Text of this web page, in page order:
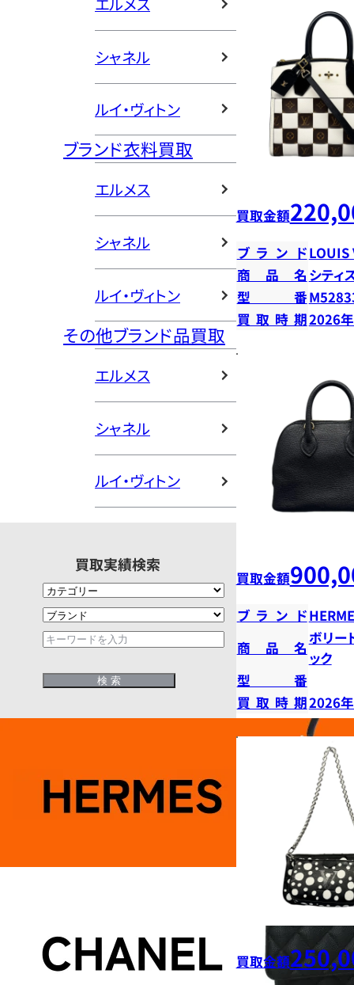
シャネル
ルイ・ヴィトン
ブランド衣料買取
エルメス
シャネル
ルイ・ヴィトン
その他ブランド品買取
エルメス
シャネル
ルイ・ヴィトン
買取実績検索
買取金額
ブランドLOUIS
商品名 シティ
型番
買取時期2026
買取金額
ブランド
商品名
ボリ
ック
型番
買取時期2026
買取金額